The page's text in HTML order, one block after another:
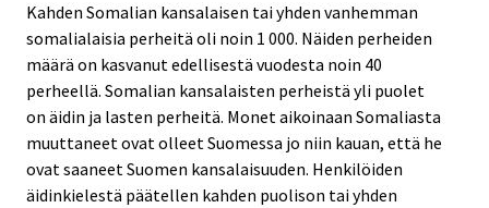
Kahden Somalian kansalaisen tai yhden vanhemman
somalialaisia perheitä oli noin 1 000. Näiden perheiden
määrä on kasvanut edellisestä vuodesta noin 40
perheellä. Somalian kansalaisten perheistä yli puolet
on äidin ja lasten perheitä. Monet aikoinaan Somaliasta
muuttaneet ovat olleet Suomessa jo niin kauan, että he
ovat saaneet Suomen kansalaisuuden. Henkilöiden
äidinkielestä päätellen kahden puolison tai yhden